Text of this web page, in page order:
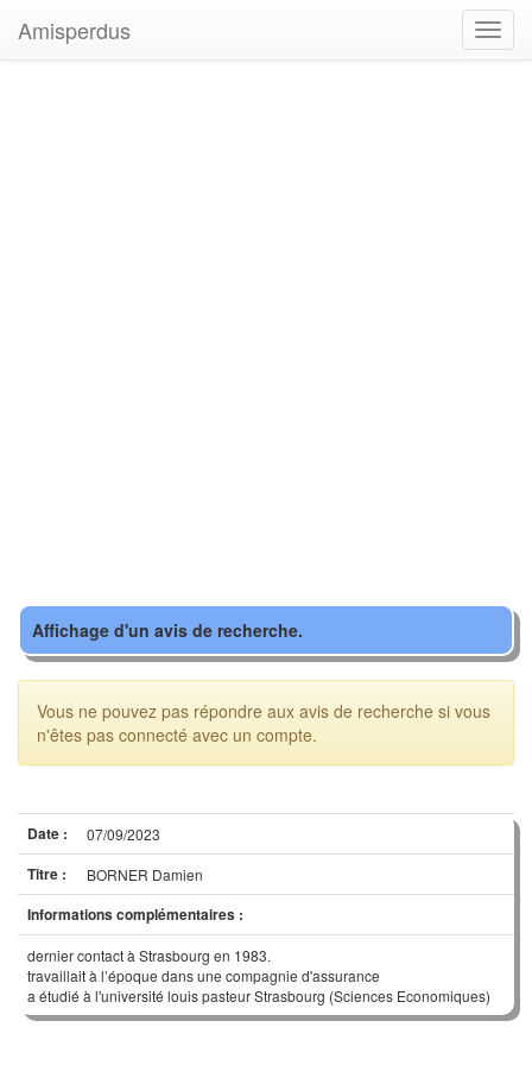
Amisperdus
Affichage d'un avis de recherche.
Vous ne pouvez pas répondre aux avis de recherche si vous
n'êtes pas connecté avec un compte.
Date : 07/09/2023
Titre : BORNER Damien
Informations complémentaires :
dernier contact à Strasbourg en 1983.
travaillait à l’époque dans une compagnie d'assurance
a étudié à l'université louis pasteur Strasbourg (Sciences Economiques)